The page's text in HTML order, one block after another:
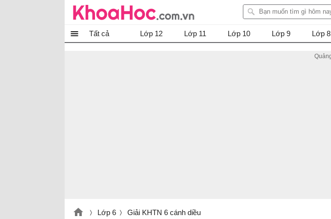
Tất cả Lớp 12 Lớp 11 Lớp 10 Lớp 9 Lớp 8
Lớp 6 Giải KHTN 6 cánh diều